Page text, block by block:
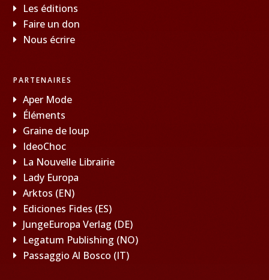
Les éditions
Faire un don
Nous écrire
PARTENAIRES
Aper Mode
Éléments
Graine de loup
IdeoChoc
La Nouvelle Librairie
Lady Europa
Arktos (EN)
Ediciones Fides (ES)
JungeEuropa Verlag (DE)
Legatum Publishing (NO)
Passaggio Al Bosco (IT)